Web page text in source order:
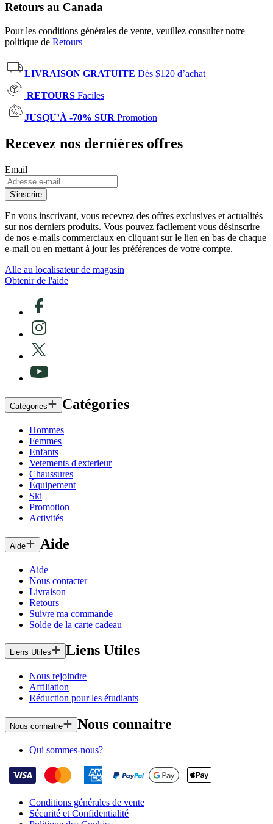
Retours au Canada
Pour les conditions générales de vente, veuillez consulter notre
politique de Retours
LIVRAISON GRATUITE Dès $120 d’achat
RETOURS Faciles
JUSQU’À -70% SUR Promotion
Recevez nos dernières offres
Email
S'inscrire
En vous inscrivant, vous recevrez des offres exclusives et actualités
sur nos derniers produits. Vous pouvez facilement vous désinscrire
de nos e-mails commerciaux en cliquant sur le lien en bas de chaque
e-mail ou en mettant à jour les préférences de votre compte.
Alle au localisateur de magasin
Obtenir de l'aide
Catégories Catégories
Hommes
Femmes
Enfants
Vetements d'exterieur
Chaussures
Équipement
Ski
Promotion
Activités
Aide Aide
Aide
Nous contacter
Livraison
Retours
Suivre ma commande
Solde de la carte cadeau
Liens Utiles Liens Utiles
Nous rejoindre
Affiliation
Réduction pour les étudiants
Nous connaitre Nous connaitre
Qui sommes-nous?
Conditions générales de vente
Sécurité et Confidentialité